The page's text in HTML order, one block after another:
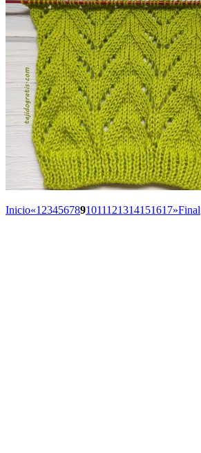
Inicio«1234567891011121314151617»Final